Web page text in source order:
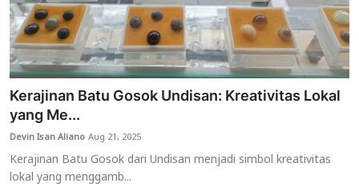
Kerajinan Batu Gosok Undisan: Kreativitas Lokal
yang Me...
Devin Isan AlianoAug 21, 2025
Kerajinan Batu Gosok dari Undisan menjadi simbol kreativitas
lokal yang menggamb...